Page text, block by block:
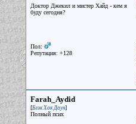
Доктор Джекил и мистер Хайд - кем я
буду сегодня?
Пол:
Репутация: +128
Farah_Aydid
[Блэк Хок Даун]
Полный псих